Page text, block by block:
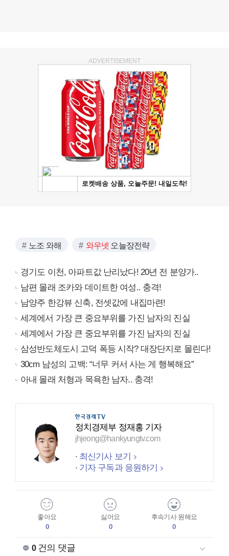
ADVERTISEMENT
노조 와해 와우넷 오늘장전략
경기도 이천, 아파트값 난리났다! 20년 전 분양가..
남편 몰래 조카와 데이트한 여성.. 충격!
남양주 한강뷰 신축, 전셋값에 내집마련!
세계에서 가장 큰 중요부위를 가진 남자의 진실
세계에서 가장 큰 중요부위를 가진 남자의 진실
삼성반도체도시 고덕 폭등 시작? 대장단지로 몰린다!
30cm 남성의 고백: “너무 커서 사는 게 행복해요”
아내 몰래 처형과 목욕한 남자.. 충격!
정치경제부 정재홍 기자
jhjeong@hankyungtv.com
최신기사 보기
기자 구독과 응원하기
좋아요
0
싫어요
0
후속기사 원해요
0
0건의 댓글